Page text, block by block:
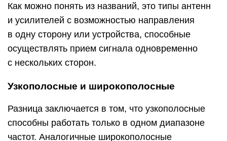
Как можно понять из названий, это типы антенн
и усилителей с возможностью направления
в одну сторону или устройства, способные
осуществлять прием сигнала одновременно
с нескольких сторон.
Узкополосные и широкополосные
Разница заключается в том, что узкополосные
способны работать только в одном диапазоне
частот. Аналогичные широкополосные